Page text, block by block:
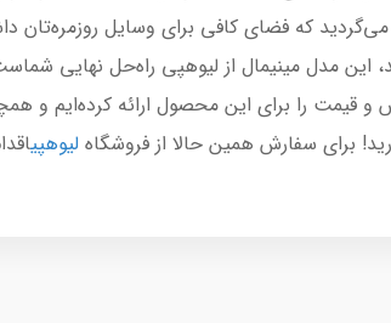
می‌گردید که فضای کافی برای وسایل
این مدل مینیمال از لیوهپی راه‌حل نهایی
برای سفارش همین حالا از فروشگاه لیوهپی